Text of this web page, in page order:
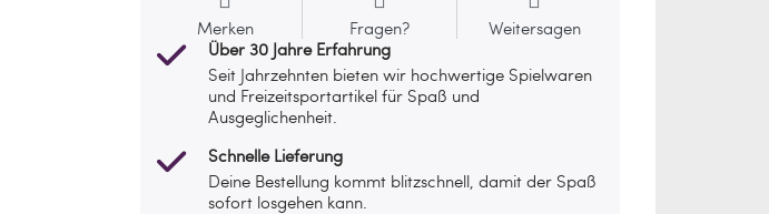
Merken Fragen?
Weitersagen
Über 30 Jahre Erfahrung
Seit Jahrzehnten bieten wir hochwertige Spielwaren
und Freizeitsportartikel für Spaß und
Ausgeglichenheit.
Schnelle Lieferung
Deine Bestellung kommt blitzschnell, damit der Spaß
sofort losgehen kann.